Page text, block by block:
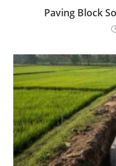
Paving Block